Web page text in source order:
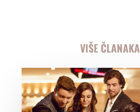
VIŠE ČLANAKA